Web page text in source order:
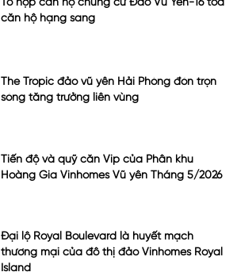
Tổ hợp căn hộ chung cư Đảo Vũ Yên-16 toà
căn hộ hạng sang
The Tropic đảo vũ yên Hải Phòng đón trọn
sóng tăng trưởng liên vùng
Tiến độ và quỹ căn Vip của Phân khu
Hoàng Gia Vinhomes Vũ yên Tháng 5/2026
Đại lộ Royal Boulevard là huyết mạch
thương mại của đô thị đảo Vinhomes Royal
Island